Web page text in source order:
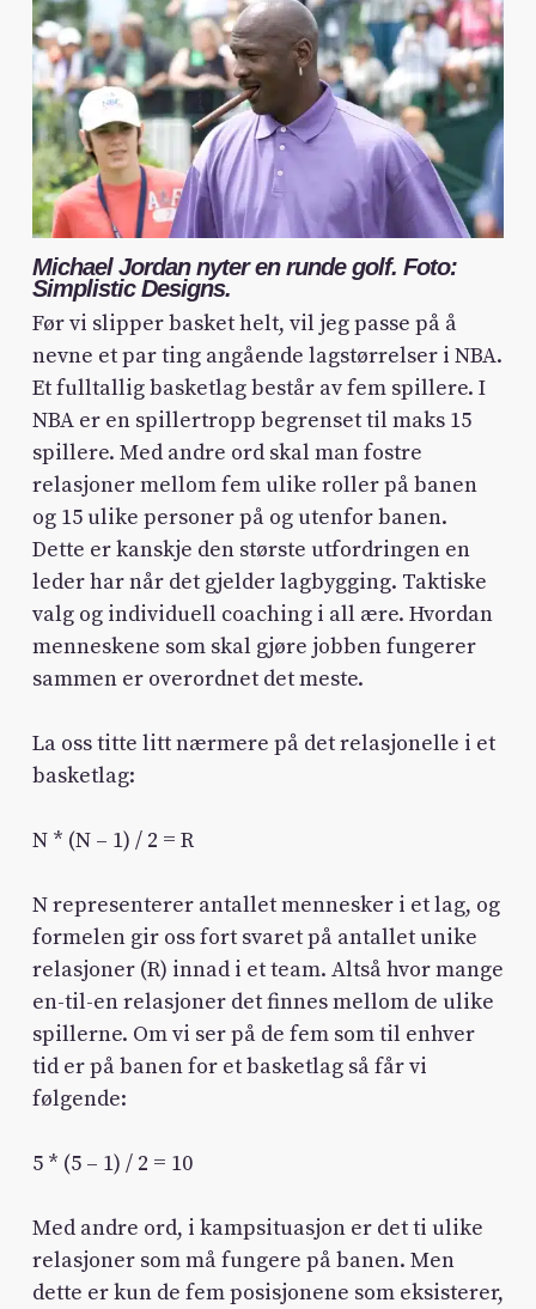
Michael Jordan nyter en runde golf. Foto:
Simplistic Designs.
Før vi slipper basket helt, vil jeg passe på å
nevne et par ting angående lagstørrelser i NBA.
Et fulltallig basketlag består av fem spillere. I
NBA er en spillertropp begrenset til maks 15
spillere. Med andre ord skal man fostre
relasjoner mellom fem ulike roller på banen
og 15 ulike personer på og utenfor banen.
Dette er kanskje den største utfordringen en
leder har når det gjelder lagbygging. Taktiske
valg og individuell coaching i all ære. Hvordan
menneskene som skal gjøre jobben fungerer
sammen er overordnet det meste.
La oss titte litt nærmere på det relasjonelle i et
basketlag:
N * (N – 1) / 2 = R
N representerer antallet mennesker i et lag, og
formelen gir oss fort svaret på antallet unike
relasjoner (R) innad i et team. Altså hvor mange
en-til-en relasjoner det finnes mellom de ulike
spillerne. Om vi ser på de fem som til enhver
tid er på banen for et basketlag så får vi
følgende:
5 * (5 – 1) / 2 = 10
Med andre ord, i kampsituasjon er det ti ulike
relasjoner som må fungere på banen. Men
dette er kun de fem posisjonene som eksisterer,